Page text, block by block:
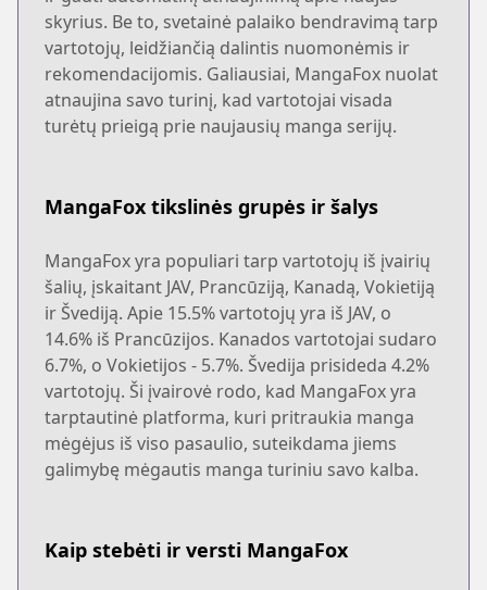
skyrius. Be to, svetainė palaiko bendravimą tarp
vartotojų, leidžiančią dalintis nuomonėmis ir
rekomendacijomis. Galiausiai, MangaFox nuolat
atnaujina savo turinį, kad vartotojai visada
turėtų prieigą prie naujausių manga serijų.
MangaFox tikslinės grupės ir šalys
MangaFox yra populiari tarp vartotojų iš įvairių
šalių, įskaitant JAV, Prancūziją, Kanadą, Vokietiją
ir Švediją. Apie 15.5% vartotojų yra iš JAV, o
14.6% iš Prancūzijos. Kanados vartotojai sudaro
6.7%, o Vokietijos - 5.7%. Švedija prisideda 4.2%
vartotojų. Ši įvairovė rodo, kad MangaFox yra
tarptautinė platforma, kuri pritraukia manga
mėgėjus iš viso pasaulio, suteikdama jiems
galimybę mėgautis manga turiniu savo kalba.
Kaip stebėti ir versti MangaFox